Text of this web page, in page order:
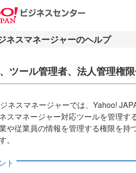
ツール管理者、法人管理権
ネスマネージャーでは、Yahoo!
スマネージャー対応ツールを管理す
や従業員の情報を管理する権限を持
。
ト